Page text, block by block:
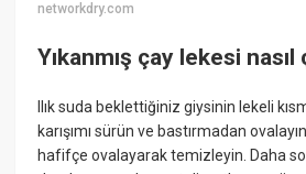
networkdry.com
Yıkanmış çay lekesi nasıl
Ilık suda beklettiğiniz giysinin lekeli
karışımı sürün ve bastırmadan
hafifçe ovalayarak temizleyin. Daha